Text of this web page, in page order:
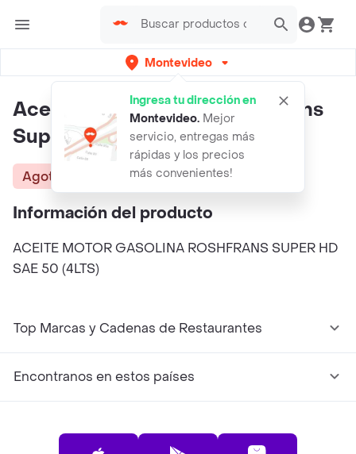
Montevideo
Ingresa tu dirección en
Montevideo. Mejor
servicio, entregas más
rápidas y los precios
más convenientes!
Aceite Motor Gasolina Roshfrans
Super Hd Sae 50 (4lts)
Agotado
Información del producto
ACEITE MOTOR GASOLINA ROSHFRANS SUPER HD
SAE 50 (4LTS)
Top Marcas y Cadenas de Restaurantes
Encontranos en estos países